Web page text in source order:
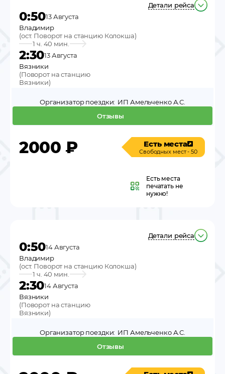
Детали рейса
0:5013 Августа
Владимир
(ост. Поворот на станцию Колокша)
1 ч. 40 мин.
2:3013 Августа
Вязники
(Поворот на станцию
Вязники)
Отзывы
Организатор поездки: ИП Амельченко А.С.
2000 ₽ Есть места
Свободных мест - 50
Есть места
печатать не
нужно!
Детали рейса
0:5014 Августа
Владимир
(ост. Поворот на станцию Колокша)
1 ч. 40 мин.
2:3014 Августа
Вязники
(Поворот на станцию
Вязники)
Отзывы
Организатор поездки: ИП Амельченко А.С.